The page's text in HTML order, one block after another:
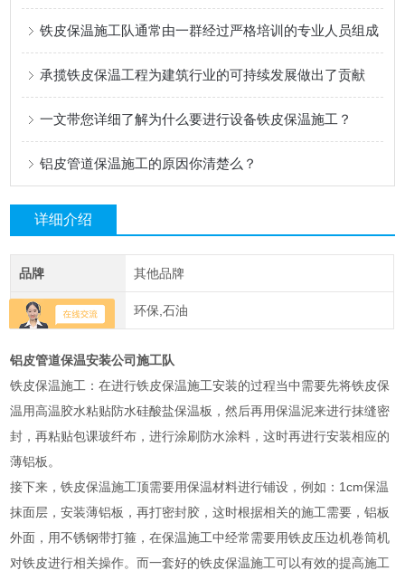
铁皮保温施工队通常由一群经过严格培训的专业人员组成
承揽铁皮保温工程为建筑行业的可持续发展做出了贡献
一文带您详细了解为什么要进行设备铁皮保温施工？
铝皮管道保温施工的原因你清楚么？
详细介绍
品牌 其他品牌
应用领域 环保,石油
铝皮管道保温安装公司施工队
铁皮保温施工：在进行铁皮保温施工安装的过程当中需要先将铁皮保
温用高温胶水粘贴防水硅酸盐保温板，然后再用保温泥来进行抹缝密
封，再粘贴包课玻纤布，进行涂刷防水涂料，这时再进行安装相应的
薄铝板。
接下来，铁皮保温施工顶需要用保温材料进行铺设，例如：1cm保温
抹面层，安装薄铝板，再打密封胶，这时根据相关的施工需要，铝板
外面，用不锈钢带打箍，在保温施工中经常需要用铁皮压边机卷筒机
对铁皮进行相关操作。而一套好的铁皮保温施工可以有效的提高施工